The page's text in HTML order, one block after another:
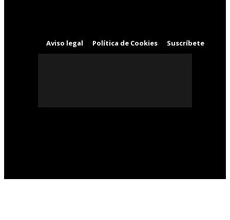
Aviso legal Política de Cookies Suscríbete